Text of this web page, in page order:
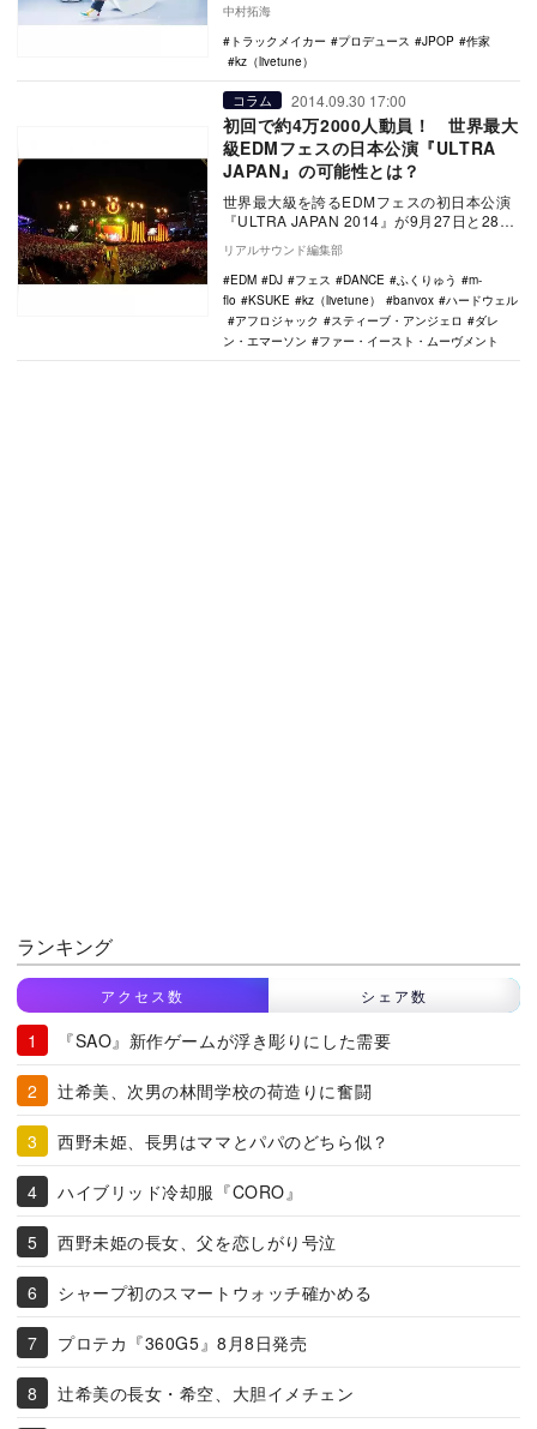
『Mu…
中村拓海
トラックメイカー
プロデュース JPOP
作家
kz（livetune）
コラム 2014.09.30 17:00
初回で約4万2000人動員！ 世界最大
級EDMフェスの日本公演『ULTRA
JAPAN』の可能性とは？
世界最大級を誇るEDMフェスの初日本公演
『ULTRA JAPAN 2014』が9月27日と28
日、東京・お台場の特設会場で開催さ…
リアルサウンド編集部
EDM
DJ フェス DANCE ふくりゅう
m-
flo
KSUKE kz（livetune） banvox
ハードウェル
アフロジャック
スティーブ・アンジェロ
ダレ
ン・エマーソン
ファー・イースト・ムーヴメント
ランキング
アクセス数 シェア数
『SAO』新作ゲームが浮き彫りにした需要
辻希美、次男の林間学校の荷造りに奮闘
西野未姫、長男はママとパパのどちら似？
ハイブリッド冷却服『CORO』
西野未姫の長女、父を恋しがり号泣
シャープ初のスマートウォッチ確かめる
プロテカ『360G5』8月8日発売
辻希美の長女・希空、大胆イメチェン